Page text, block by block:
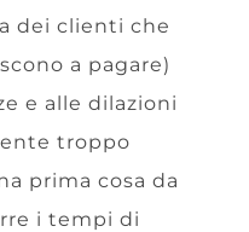
dei clienti che
a pagare)
e alle dilazioni
troppo
prima cosa da
i tempi di